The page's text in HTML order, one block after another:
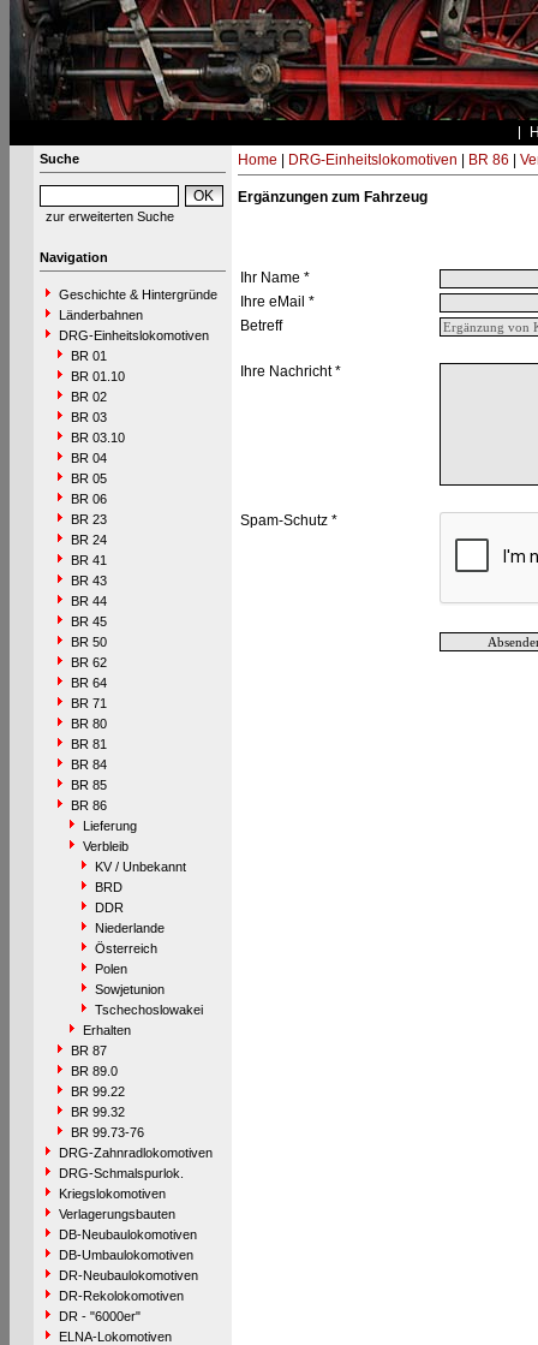
Suche
zur erweiterten Suche
Navigation
Geschichte & Hintergründe
Länderbahnen
DRG-Einheitslokomotiven
BR 01
BR 01.10
BR 02
BR 03
BR 03.10
BR 04
BR 05
BR 06
BR 23
BR 24
BR 41
BR 43
BR 44
BR 45
BR 50
BR 62
BR 64
BR 71
BR 80
BR 81
BR 84
BR 85
BR 86
Lieferung
Verbleib
KV / Unbekannt
BRD
DDR
Niederlande
Österreich
Polen
Sowjetunion
Tschechoslowakei
Erhalten
BR 87
BR 89.0
BR 99.22
BR 99.32
BR 99.73-76
DRG-Zahnradlokomotiven
DRG-Schmalspurlok.
Kriegslokomotiven
Verlagerungsbauten
DB-Neubaulokomotiven
DB-Umbaulokomotiven
DR-Neubaulokomotiven
DR-Rekolokomotiven
DR - "6000er"
ELNA-Lokomotiven
Home DRG-Einheitslokomotiven BR 86
Ergänzungen zum Fahrzeug
Ihr Name *
Ihre eMail *
Betreff
Ihre Nachricht *
Spam-Schutz *